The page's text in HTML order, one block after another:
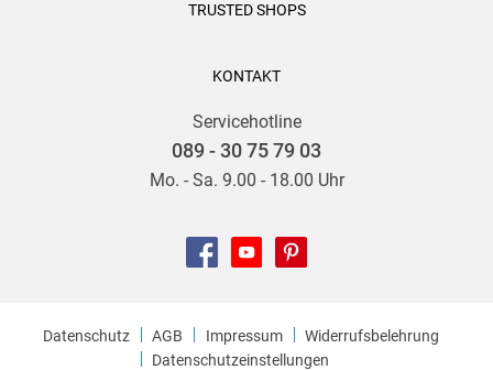
TRUSTED SHOPS
KONTAKT
Servicehotline
089 - 30 75 79 03
Mo. - Sa. 9.00 - 18.00 Uhr
Datenschutz AGB Impressum
Widerrufsbelehrung
Datenschutzeinstellungen